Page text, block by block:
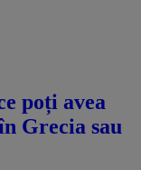
poți avea
Grecia sau